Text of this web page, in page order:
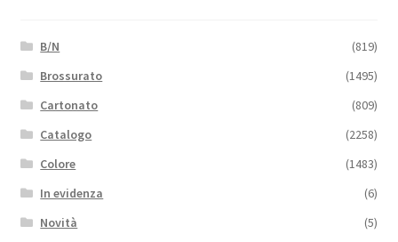
B/N
(819)
Brossurato
(1495)
Cartonato
(809)
Catalogo
(2258)
Colore
(1483)
In evidenza
(6)
Novità
(5)